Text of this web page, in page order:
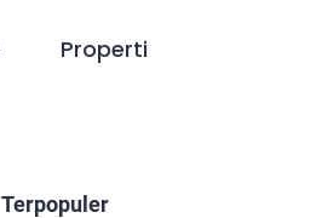
Properti
Terpopuler